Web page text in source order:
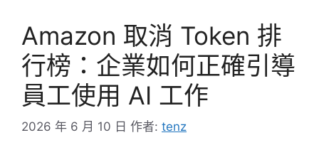
Amazon 取消 Token 排
行榜：企業如何正確引導
員工使用 AI 工作
2026 年 6 月 10 日 作者: tenz